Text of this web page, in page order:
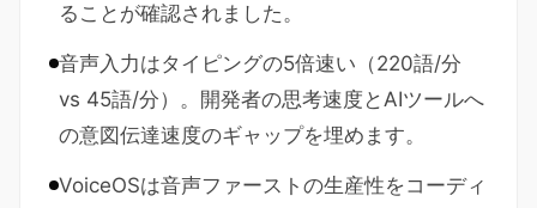
ることが確認されました。
音声入力はタイピングの5倍速い（220語/分
vs 45語/分）。開発者の思考速度とAIツールへ
の意図伝達速度のギャップを埋めます。
VoiceOSは音声ファーストの生産性をコーディ